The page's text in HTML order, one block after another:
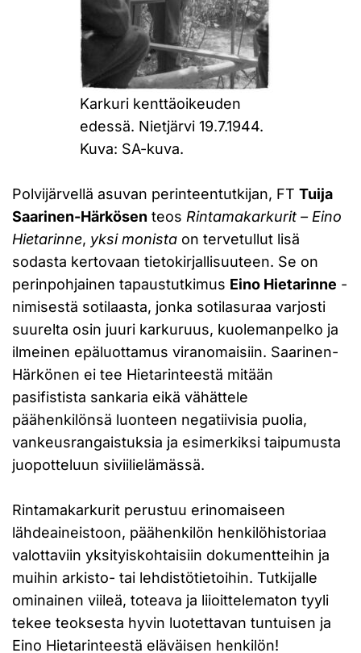
Karkuri kenttäoikeuden
edessä. Nietjärvi 19.7.1944.
Kuva: SA-kuva.
Polvijärvellä asuvan perinteentutkijan, FT Tuija
Saarinen-Härkösen teos Rintamakarkurit – Eino
Hietarinne, yksi monista on tervetullut lisä
sodasta kertovaan tietokirjallisuuteen. Se on
perinpohjainen tapaustutkimus Eino Hietarinne -
nimisestä sotilaasta, jonka sotilasuraa varjosti
suurelta osin juuri karkuruus, kuolemanpelko ja
ilmeinen epäluottamus viranomaisiin. Saarinen-
Härkönen ei tee Hietarinteestä mitään
pasifistista sankaria eikä vähättele
päähenkilönsä luonteen negatiivisia puolia,
vankeusrangaistuksia ja esimerkiksi taipumusta
juopotteluun siviilielämässä.
Rintamakarkurit perustuu erinomaiseen
lähdeaineistoon, päähenkilön henkilöhistoriaa
valottaviin yksityiskohtaisiin dokumentteihin ja
muihin arkisto- tai lehdistötietoihin. Tutkijalle
ominainen viileä, toteava ja liioittelematon tyyli
tekee teoksesta hyvin luotettavan tuntuisen ja
Eino Hietarinteestä eläväisen henkilön!